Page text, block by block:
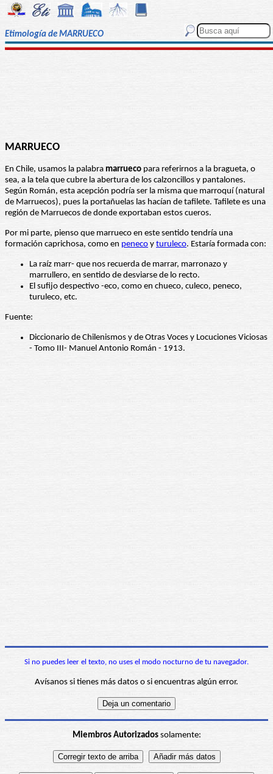
Etimología de MARRUECO
MARRUECO
En Chile, usamos la palabra marrueco para referirnos a la bragueta, o
sea, a la tela que cubre la abertura de los calzoncillos y pantalones.
Según Román, esta acepción podría ser la misma que marroquí (natural
de Marruecos), pues la portañuelas las hacían de tafilete. Tafilete es una
región de Marruecos de donde exportaban estos cueros.
Por mi parte, pienso que marrueco en este sentido tendría una
formación caprichosa, como en peneco y turuleco. Estaría formada con:
La raíz marr- que nos recuerda de marrar, marronazo y
marrullero, en sentido de desviarse de lo recto.
El sufijo despectivo -eco, como en chueco, culeco, peneco,
turuleco, etc.
Fuente:
Diccionario de Chilenismos y de Otras Voces y Locuciones Viciosas
- Tomo III- Manuel Antonio Román - 1913.
Si no puedes leer el texto, no uses el modo nocturno de tu navegador.
Avísanos si tienes más datos o si encuentras algún error.
Miembros Autorizadossolamente: